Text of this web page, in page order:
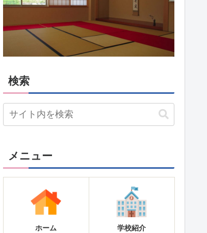
検索
メニュー
ホーム 学校紹介